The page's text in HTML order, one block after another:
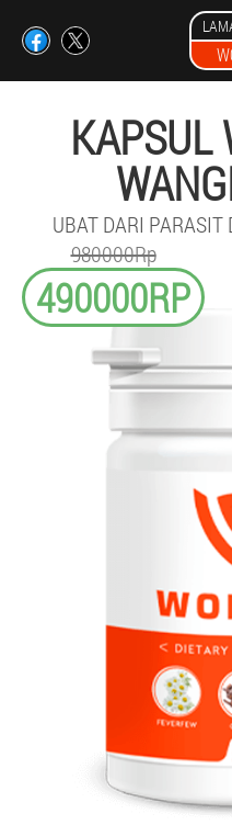
KAPSUL
UBAT DARI
980000Rp
490000RP